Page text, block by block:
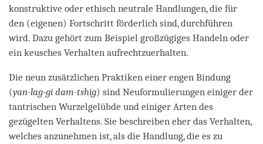
konstruktive oder ethisch neutrale Handlungen, die für
den (eigenen) Fortschritt förderlich sind, durchführen
wird. Dazu gehört zum Beispiel großzügiges Handeln oder
ein keusches Verhalten aufrechtzuerhalten.
Die neun zusätzlichen Praktiken einer engen Bindung
(yan-lag-gi dam-tshig) sind Neuformulierungen einiger der
tantrischen Wurzelgelübde und einiger Arten des
gezügelten Verhaltens. Sie beschreiben eher das Verhalten,
welches anzunehmen ist, als die Handlung, die es zu